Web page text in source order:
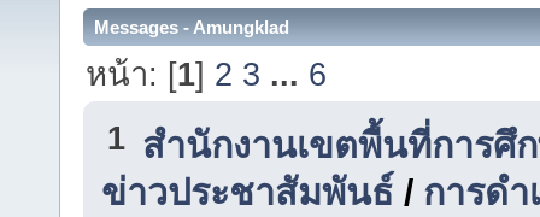
Messages - Amungklad
หน้า: [1] 2 3 ... 6
1 สำนักงานเขตพื้นที่การศึ
ข่าวประชาสัมพันธ์ / การดำ